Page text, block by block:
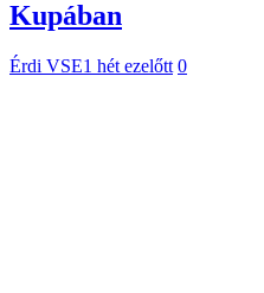
Kupában
Érdi VSE1 hét ezelőtt 0